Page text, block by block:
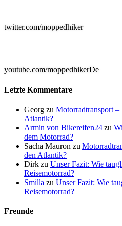
twitter.com/moppedhiker
youtube.com/moppedhikerDe
Letzte Kommentare
Georg zu Motorradtransport
Atlantik?
Armin von Bikereifen24 zu
dem Motorrad?
Sacha Mauron zu
den Atlantik?
Dirk zu Unser Fazit: Wie
Reisemotorrad?
Smilla zu Unser Fazit: Wie
Reisemotorrad?
Freunde